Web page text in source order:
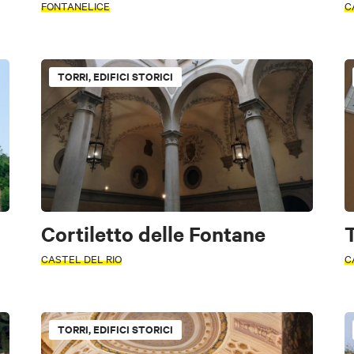
FONTANELICE
TORRI, EDIFICI STORICI
Cortiletto delle Fontane
CASTEL DEL RIO
TORRI, EDIFICI STORICI
Sale congressuali
Spettacolo